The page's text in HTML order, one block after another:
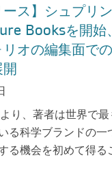
ース】シュプリ
Booksを開始
オの編集面で
り、著者は世界で最
る科学ブランドの一
る機会を初めて得る